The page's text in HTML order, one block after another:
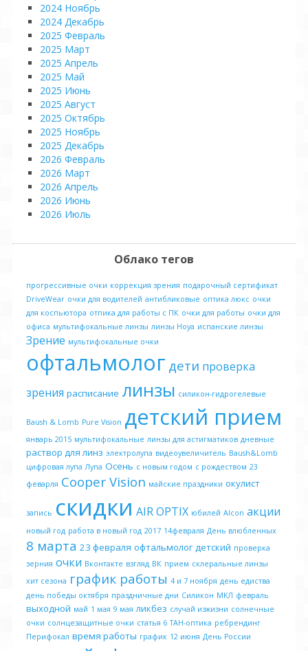
2024 Ноябрь
2024 Декабрь
2025 Февраль
2025 Март
2025 Апрель
2025 Май
2025 Июнь
2025 Август
2025 Октябрь
2025 Ноябрь
2025 Декабрь
2026 Февраль
2026 Март
2026 Апрель
2026 Июнь
2026 Июль
Облако тегов
прогрессивные очки коррекция зрения подарочный сертификат
DriveWear очки для водителей антибликовые оптика люкс очки
для коспьютора отпика для работы с ПК очки для работы очки для
офиса мультифокальные линзы линзы Hoya испанские линзы
Зрение мультифокальные очки
офтальмолог дети проверка
зрения расписание линзы силикон-гидрогелевые
Baush & Lomb Pure Vision детский прием
январь 2015 мультифокальные линзы для астигматиков дневные
раствор для линз электролупа видеоувеличитель Baush&Lomb
цифровая лупа Лупа Осень с новым годом с рождеством 23
феварля Cooper Vision майские праздники окулист
запись скидки AIR OPTIX юбилей Alcon акции
новый год работа в новый год 2017 14февраля День влюбленных
8 марта 23 февраля офтальмолог детский проверка
зерния очки Вконтакте взгляд ВК прием склеральные линзы
хит сезона график работы 4 и 7 ноября день едиства
день победы октября праздничные дни Силикон МКЛ февраль
выходной май 1 мая 9 мая ликбез случай изжизни солнечные
очки солнцезащитные очки статья 6 ТАН-оптика ребрендинг
Перифокал время работы график 12 июня День России